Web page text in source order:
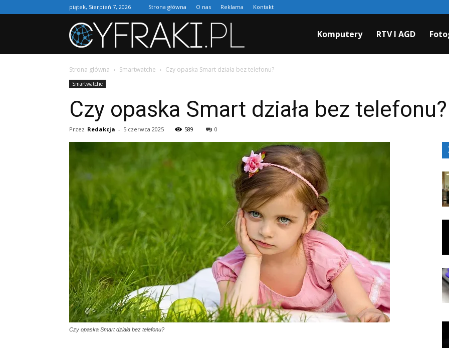
piątek, Sierpień 7, 2026 Strona główna O nas Reklama Kontakt
Komputery RTV I AGD
Strona główna Smartwatche Czy opaska Smart działa bez telefonu?
Smartwatche
Czy opaska Smart działa bez telefonu?
Przez Redakcja - 5 czerwca 2025 589 0
Czy opaska Smart działa bez telefonu?